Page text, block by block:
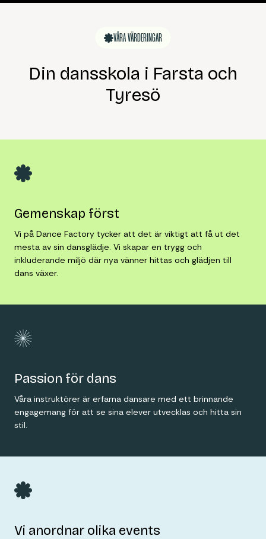
VÅRA VÄRDERINGAR
Din dansskola i Farsta och
Tyresö
Gemenskap först
Vi på Dance Factory tycker att det är viktigt att få ut det
mesta av sin dansglädje. Vi skapar en trygg och
inkluderande miljö där nya vänner hittas och glädjen till
dans växer.
Passion för dans
Våra instruktörer är erfarna dansare med ett brinnande
engagemang för att se sina elever utvecklas och hitta sin
stil.
Vi anordnar olika events